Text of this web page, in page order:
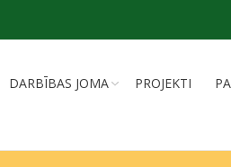
DARBĪBAS JOMA PROJEKTI